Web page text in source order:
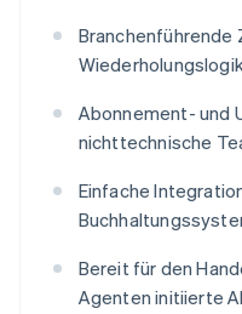
Abonnement- und
nichttechnische
Einfache
Bereit für den
Agenten initiierte